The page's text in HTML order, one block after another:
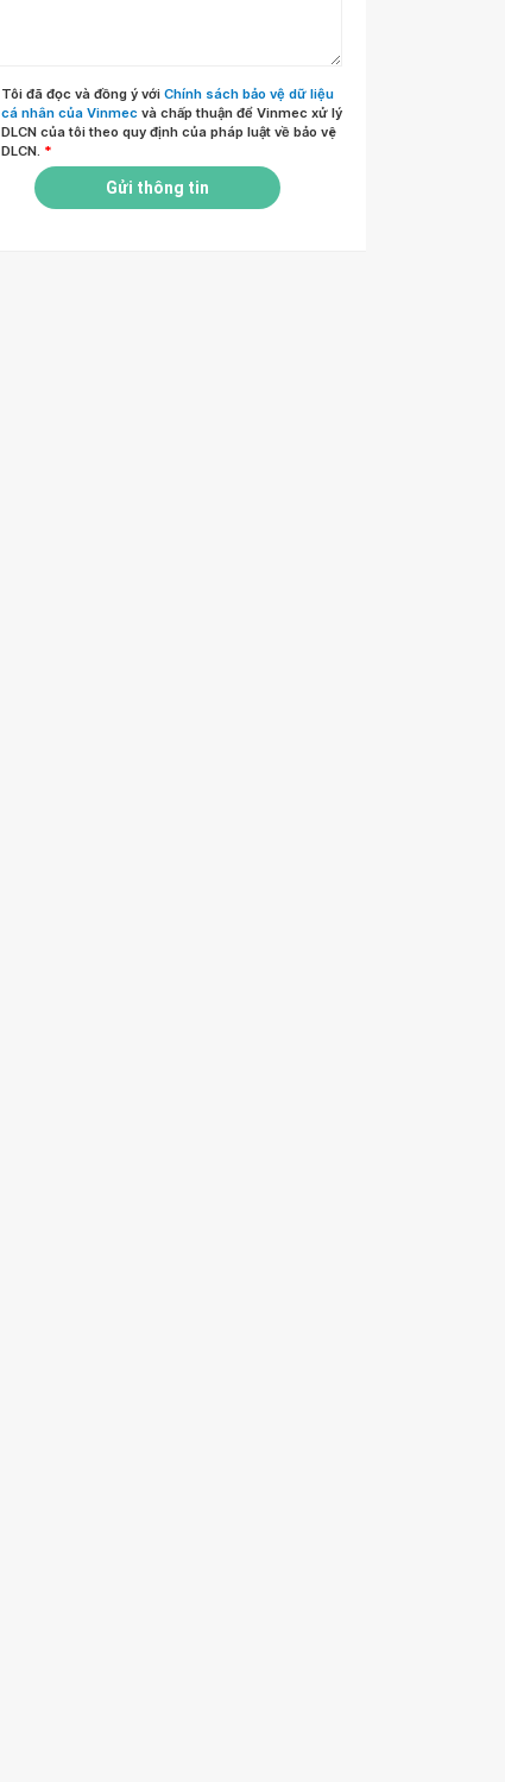
Tôi đã đọc và đồng ý với Chính sách bảo vệ dữ liệu
cá nhân của Vinmec và chấp thuận để Vinmec xử lý
DLCN của tôi theo quy định của pháp luật về bảo vệ
DLCN. *
Gửi thông tin